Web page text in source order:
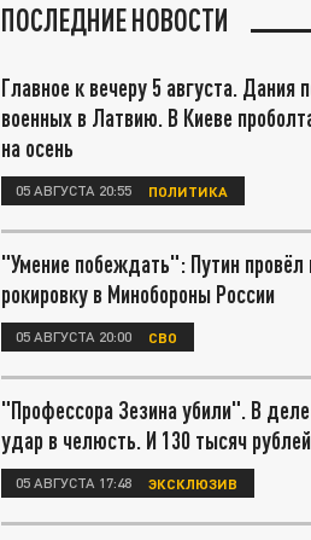
ПОСЛЕДНИЕ НОВОСТИ
Главное к вечеру 5 августа. Дания
военных в Латвию. В Киеве
на осень
05 АВГУСТА 20:55 ПОЛИТИКА
"Умение побеждать": Путин
рокировку в Минобороны России
05 АВГУСТА 20:00 СВО
"Профессора Зезина убили". В
удар в челюсть. И 130 тысяч
05 АВГУСТА 17:48 ЭКСКЛЮЗИВ